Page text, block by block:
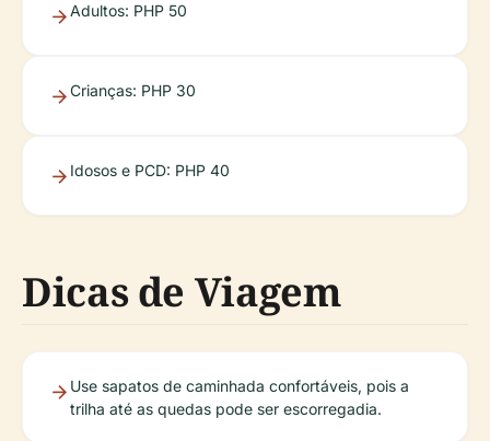
Adultos: PHP 50
Crianças: PHP 30
Idosos e PCD: PHP 40
Dicas de Viagem
Use sapatos de caminhada confortáveis, pois a
trilha até as quedas pode ser escorregadia.